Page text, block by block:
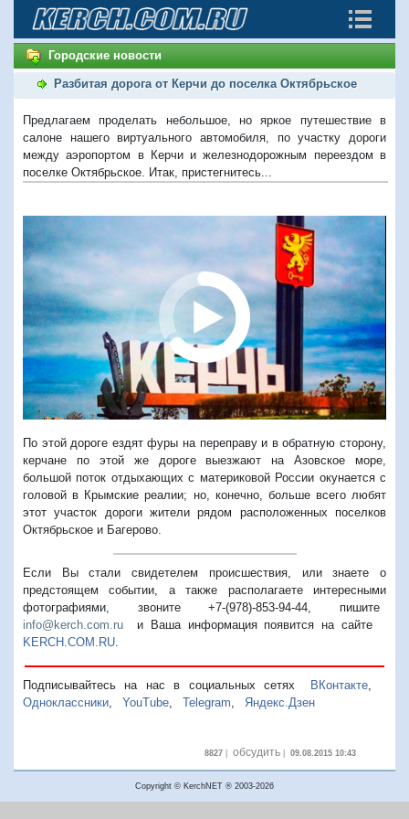
Городские новости
Разбитая дорога от Керчи до поселка Октябрьское
Предлагаем проделать небольшое, но яркое путешествие в
салоне нашего виртуального автомобиля, по участку дороги
между аэропортом в Керчи и железнодорожным переездом в
поселке Октябрьское. Итак, пристегнитесь...
По этой дороге ездят фуры на переправу и в обратную сторону,
керчане по этой же дороге выезжают на Азовское море,
большой поток отдыхающих с материковой России окунается с
головой в Крымские реалии; но, конечно, больше всего любят
этот участок дороги жители рядом расположенных поселков
Октябрьское и Багерово.
Если Вы стали свидетелем происшествия, или знаете о
предстоящем событии, а также располагаете интересными
фотографиями, звоните +7-(978)-853-94-44, пишите
info@kerch.com.ru и Ваша информация появится на сайте
KERCH.COM.RU
Подписывайтесь на нас в социальных сетях ВКонтакте,
Одноклассники
YouTube Telegram Яндекс.Дзен
8827| обсудить| 09.08.2015 10:43
Copyright © KerchNET ® 2003-2026